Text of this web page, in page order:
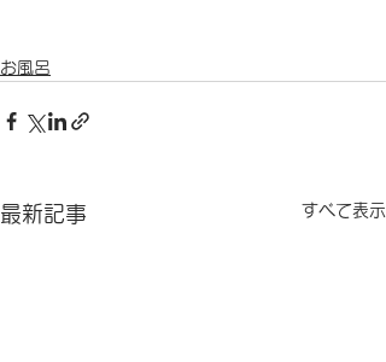
お風呂
最新記事 すべて表示